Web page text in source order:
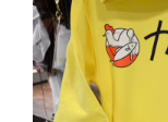
そっくりさんマスク